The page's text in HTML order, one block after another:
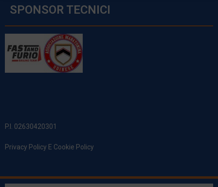
SPONSOR TECNICI
P.I. 02630420301
Privacy Policy E Cookie Policy